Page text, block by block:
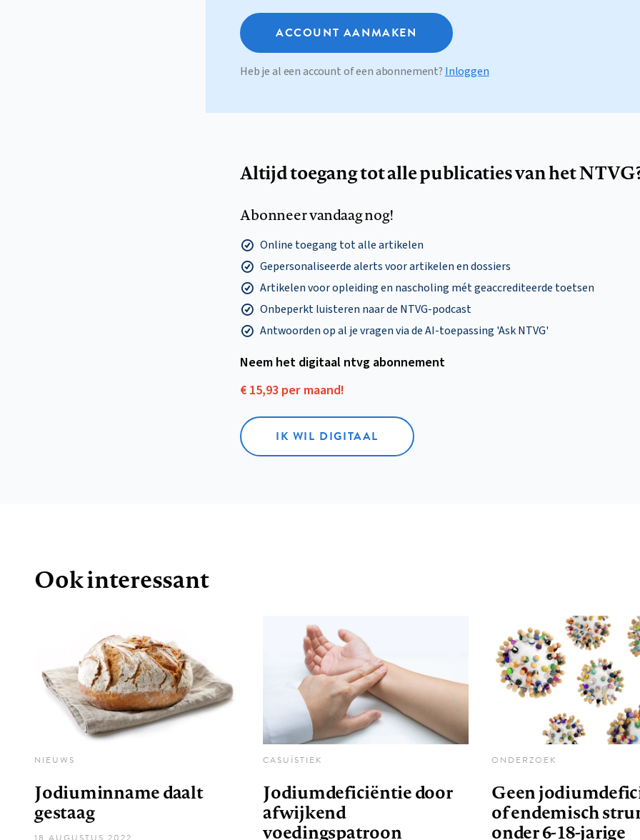
ACCOUNT AANMAKEN
Heb je al een account of een abonnement? Inloggen
Altijd toegang tot alle publicaties van het
Abonneer vandaag nog!
Online toegang tot alle artikelen
Gepersonaliseerde alerts voor artikelen en dossiers
Artikelen voor opleiding en nascholing mét geaccrediteerde toetsen
Onbeperkt luisteren naar de NTVG-podcast
Antwoorden op al je vragen via de AI-toepassing 'Ask NTVG'
Neem het digitaal ntvg abonnement
€ 15,93 per maand!
IK WIL DIGITAAL
Ook interessant
NIEUWS
Jodiuminname daalt
gestaag
CASUÏSTIEK
Jodiumdeficiëntie door
afwijkend
voedingspatroon
ONDERZOEK
Geen
of endemisch
onder 6-18-jarige